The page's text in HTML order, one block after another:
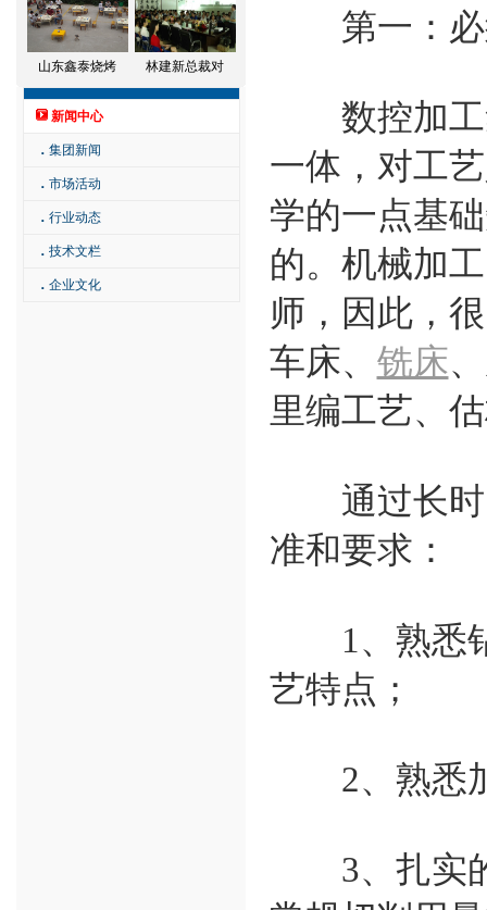
山东鑫泰烧烤 林建新总裁对
新闻中心
． 集团新闻
． 市场活动
． 行业动态
． 技术文栏
． 企业文化
第一：必
数控加工
一体，对工
学的一点基
的。机械加
师，因此，
车床、 铣床
里编工艺、
通过长时
准和要求：
1、熟悉钻
艺特点；
2、熟悉加
3、扎实的